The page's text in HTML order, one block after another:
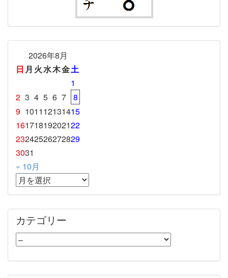
2026年8月
日 月 火水木金土
1
2 3 4 5 6 7
8
9 101112131415
16171819202122
23242526272829
3031
« 10月
カテゴリー